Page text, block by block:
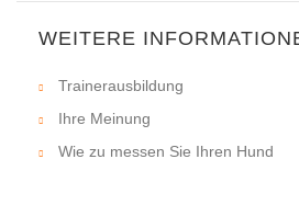
WEITERE
Trainerausbildung
Ihre Meinung
Wie zu messen Sie Ihren Hund